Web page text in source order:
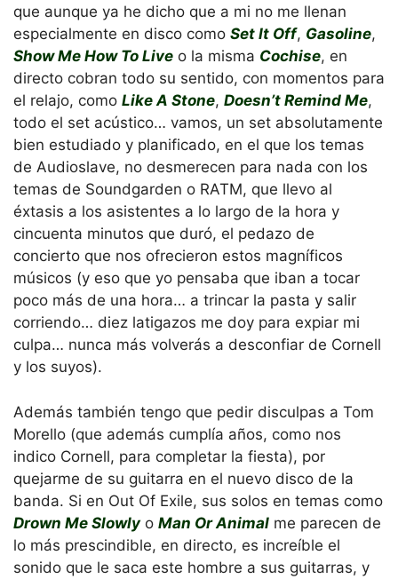
que aunque ya he dicho que a mi no me llenan
especialmente en disco como Set It Off, Gasoline,
Show Me How To Live o la misma Cochise, en
directo cobran todo su sentido, con momentos para
el relajo, como Like A Stone, Doesn’t Remind Me,
todo el set acústico… vamos, un set absolutamente
bien estudiado y planificado, en el que los temas
de Audioslave, no desmerecen para nada con los
temas de Soundgarden o RATM, que llevo al
éxtasis a los asistentes a lo largo de la hora y
cincuenta minutos que duró, el pedazo de
concierto que nos ofrecieron estos magníficos
músicos (y eso que yo pensaba que iban a tocar
poco más de una hora… a trincar la pasta y salir
corriendo… diez latigazos me doy para expiar mi
culpa… nunca más volverás a desconfiar de Cornell
y los suyos).
Además también tengo que pedir disculpas a Tom
Morello (que además cumplía años, como nos
indico Cornell, para completar la fiesta), por
quejarme de su guitarra en el nuevo disco de la
banda. Si en Out Of Exile, sus solos en temas como
Drown Me Slowlyo Man Or Animal me parecen de
lo más prescindible, en directo, es increíble el
sonido que le saca este hombre a sus guitarras, y